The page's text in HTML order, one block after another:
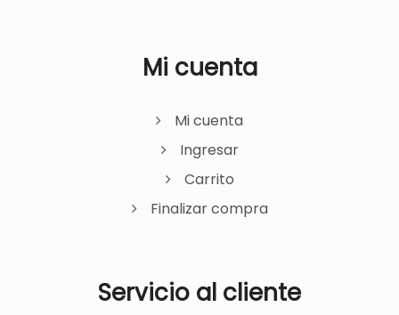
Mi cuenta
Mi cuenta
Ingresar
Carrito
Finalizar compra
Servicio al cliente